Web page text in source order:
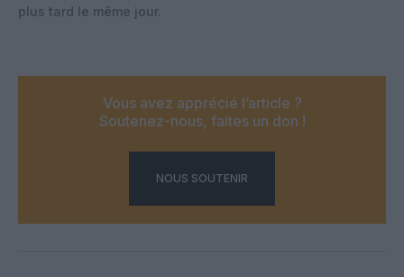
plus tard le même jour.
Vous avez apprécié l’article ?
Soutenez-nous, faites un don !
NOUS SOUTENIR